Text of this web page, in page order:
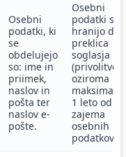
Osebni
podatki, ki
se
obdelujejo
so: ime in
priimek,
naslov in
pošta ter
naslov e-
pošte.
Osebni
podatki se
hranijo do
preklica
soglasja
(privolitve)
oziroma
1 leto od
zajema
osebnih
podatkov.